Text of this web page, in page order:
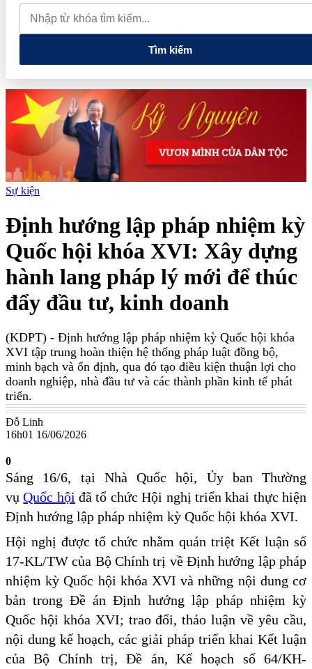
lao dốc mất mốc 100.000 đồng/kg
Chính phủ kiến tạo hệ sinh
thái phát triển, nâng tầm kinh tế tư nhân
Tìm kiếm
Sự kiện
Định hướng lập pháp nhiệm kỳ
Quốc hội khóa XVI: Xây dựng
hành lang pháp lý mới để thúc
đẩy đầu tư, kinh doanh
(KDPT) - Định hướng lập pháp nhiệm kỳ Quốc hội khóa
XVI tập trung hoàn thiện hệ thống pháp luật đồng bộ,
minh bạch và ổn định, qua đó tạo điều kiện thuận lợi cho
doanh nghiệp, nhà đầu tư và các thành phần kinh tế phát
triển.
Đỗ Linh
16h01 16/06/2026
0
Sáng 16/6, tại Nhà Quốc hội, Ủy ban Thường
vụQuốc hội đã tổ chức Hội nghị triển khai thực hiện
Định hướng lập pháp nhiệm kỳ Quốc hội khóa XVI.
Hội nghị được tổ chức nhằm quán triệt Kết luận số
17-KL/TW của Bộ Chính trị về Định hướng lập pháp
nhiệm kỳ Quốc hội khóa XVI và những nội dung cơ
bản trong Đề án Định hướng lập pháp nhiệm kỳ
Quốc hội khóa XVI; trao đổi, thảo luận về yêu cầu,
nội dung kế hoạch, các giải pháp triển khai Kết luận
của Bộ Chính trị, Đề án, Kế hoạch số 64/KH-